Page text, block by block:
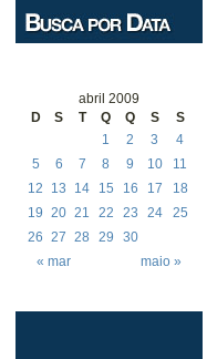
abril 2009
D
S T Q Q S S
« mar maio »
1 2 3
4
5
6 7 8 9 10
11
12
13 14 15 16 17
18
19
20 21 22 23 24
25
26
27 28 29 30